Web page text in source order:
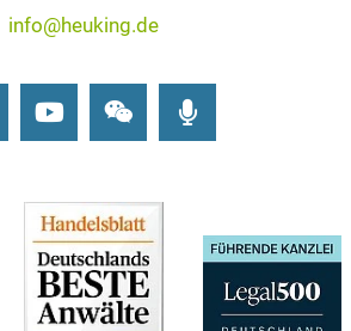
info@heuking.de
LinkedInYoutubeWechat